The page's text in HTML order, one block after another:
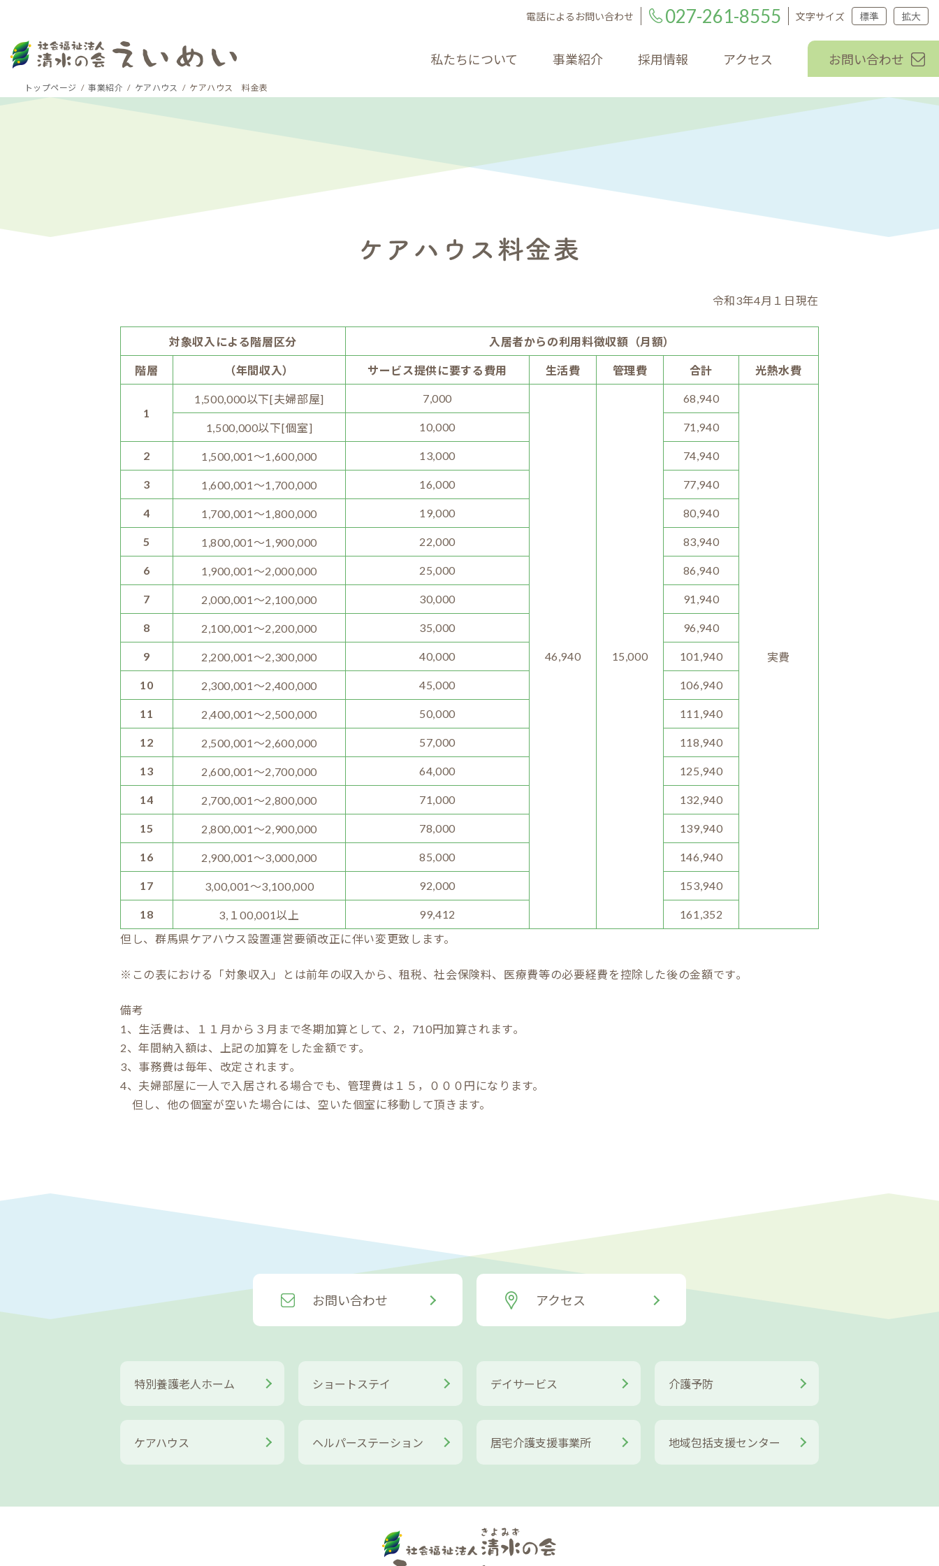
ン
ビ
私たちについて 事業紹介 採用情報 アクセス お問い合わせ
電話によるお問い合わせ 027-261-8555 文字サイズ 標準 拡大
トップページ 事業紹介 ケアハウス ケアハウス 料金表
令和3年4月１日現在
対象収入による階層区分 入居者からの利用料徴収額（月額）
階層 （年間収入） サービス提供に要する費用 生活費 管理費 合計 光熱水費
1
1,500,000以下[夫婦部屋] 7,000
46,940 15,000
68,940
実費
1,500,000以下[個室] 10,000 71,940
2 1,500,001～1,600,000 13,000 74,940
3 1,600,001～1,700,000 16,000 77,940
4 1,700,001～1,800,000 19,000 80,940
5 1,800,001～1,900,000 22,000 83,940
6 1,900,001～2,000,000 25,000 86,940
7 2,000,001～2,100,000 30,000 91,940
8 2,100,001～2,200,000 35,000 96,940
9 2,200,001～2,300,000 40,000 101,940
10 2,300,001～2,400,000 45,000 106,940
11 2,400,001～2,500,000 50,000 111,940
12 2,500,001～2,600,000 57,000 118,940
13 2,600,001～2,700,000 64,000 125,940
14 2,700,001～2,800,000 71,000 132,940
15 2,800,001～2,900,000 78,000 139,940
16 2,900,001～3,000,000 85,000 146,940
17 3,00,001～3,100,000 92,000 153,940
18 3,１00,001以上 99,412
161,352
但し、群馬県ケアハウス設置運営要領改正に伴い変更致します。
※この表における「対象収入」とは前年の収入から、租税、社会保険料、医療費等の必要経費を控除した後の金額です｡
備考
1、生活費は、１１月から３月まで冬期加算として、2，710円加算されます｡
2、年間納入額は、上記の加算をした金額です｡
3、事務費は毎年、改定されます｡
4、夫婦部屋に一人で入居される場合でも、管理費は１５，０００円になります。
但し、他の個室が空いた場合には、空いた個室に移動して頂きます。
お問い合わせ アクセス
特別養護老人ホーム ショートステイ デイサービス 介護予防
ケアハウス ヘルパーステーション 居宅介護支援事業所 地域包括支援センター